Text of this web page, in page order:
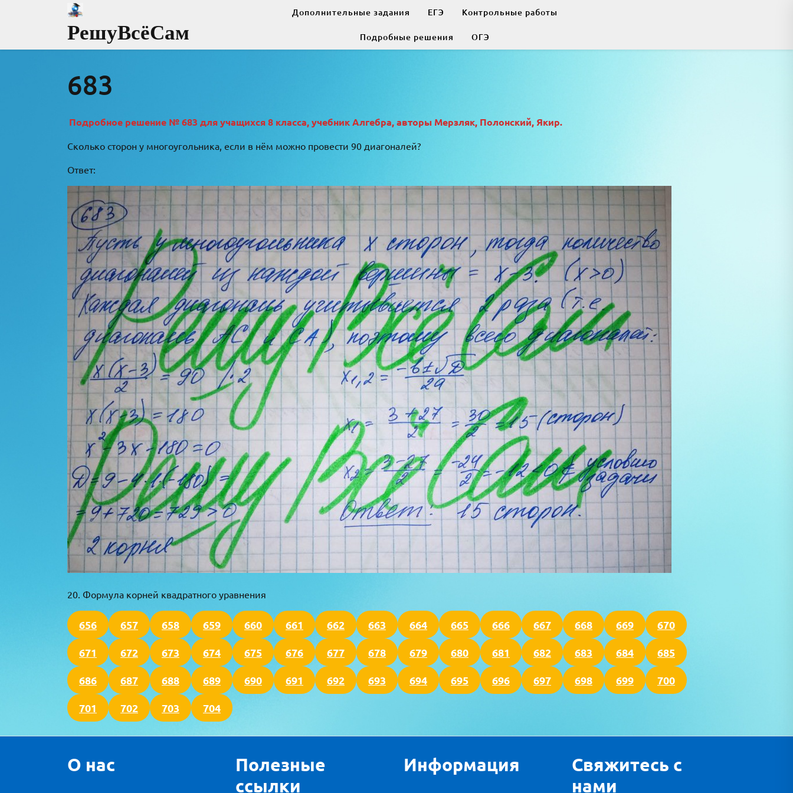
РешуВсёСам
Дополнительные задания ЕГЭ Контрольные работы
Подробные решения ОГЭ
683
Подробное решение № 683 для учащихся 8 класса, учебник Алгебра, авторы Мерзляк, Полонский, Якир.
Сколько сторон у многоугольника, если в нём можно провести 90 диагоналей?
Ответ:
20. Формула корней квадратного уравнения
656 657 658 659 660 661 662 663 664 665 666 667 668 669 670
671 672 673 674 675 676 677 678 679 680 681 682 683 684 685
686 687 688 689 690 691 692 693 694 695 696 697 698 699 700
701 702 703 704
О нас
Полезные
ссылки
Информация
Свяжитесь с
нами